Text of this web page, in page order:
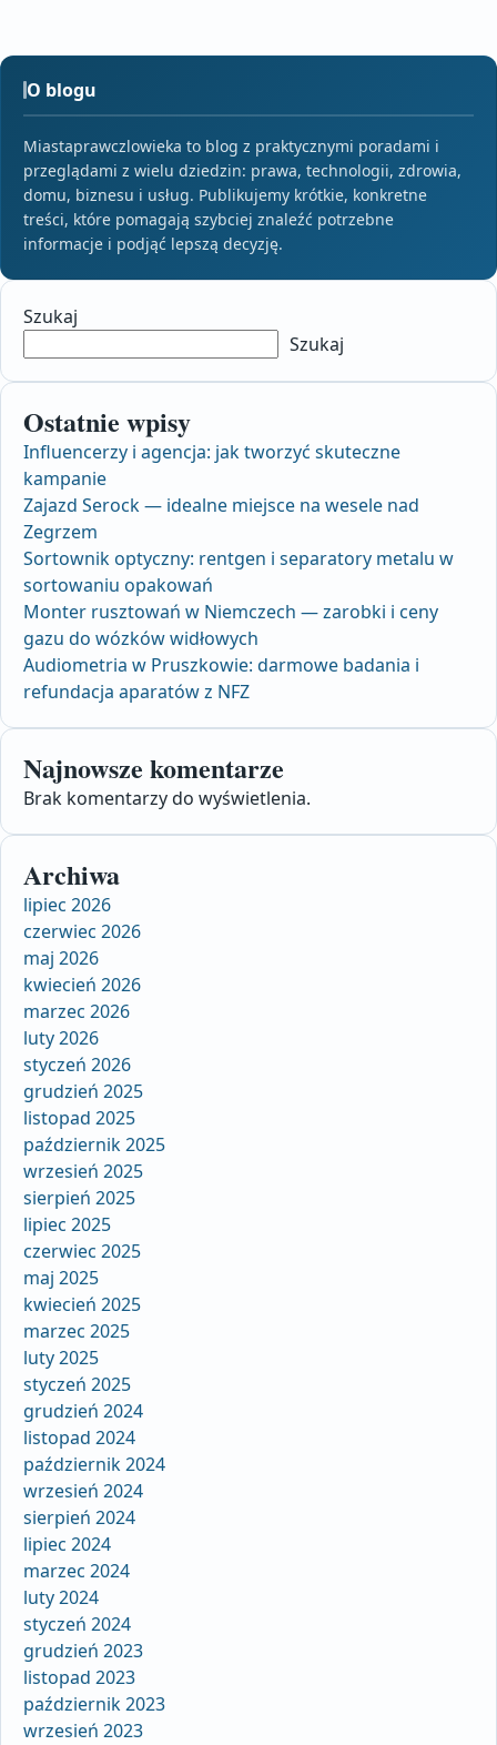
O blogu
Miastaprawczlowieka to blog z praktycznymi poradami i
przeglądami z wielu dziedzin: prawa, technologii, zdrowia,
domu, biznesu i usług. Publikujemy krótkie, konkretne
treści, które pomagają szybciej znaleźć potrzebne
informacje i podjąć lepszą decyzję.
Szukaj
Szukaj
Ostatnie wpisy
Influencerzy i agencja: jak tworzyć skuteczne
kampanie
Zajazd Serock — idealne miejsce na wesele nad
Zegrzem
Sortownik optyczny: rentgen i separatory metalu w
sortowaniu opakowań
Monter rusztowań w Niemczech — zarobki i ceny
gazu do wózków widłowych
Audiometria w Pruszkowie: darmowe badania i
refundacja aparatów z NFZ
Najnowsze komentarze
Brak komentarzy do wyświetlenia.
Archiwa
lipiec 2026
czerwiec 2026
maj 2026
kwiecień 2026
marzec 2026
luty 2026
styczeń 2026
grudzień 2025
listopad 2025
październik 2025
wrzesień 2025
sierpień 2025
lipiec 2025
czerwiec 2025
maj 2025
kwiecień 2025
marzec 2025
luty 2025
styczeń 2025
grudzień 2024
listopad 2024
październik 2024
wrzesień 2024
sierpień 2024
lipiec 2024
marzec 2024
luty 2024
styczeń 2024
grudzień 2023
listopad 2023
październik 2023
wrzesień 2023